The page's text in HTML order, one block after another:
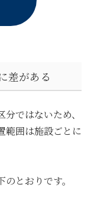
差がある
ではないため、
範囲は施設ごとに
とおりです。